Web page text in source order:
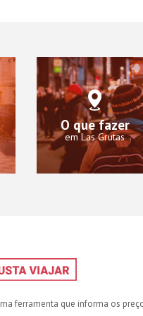
O que fazer
em Las Grutas
ferramenta que informa os